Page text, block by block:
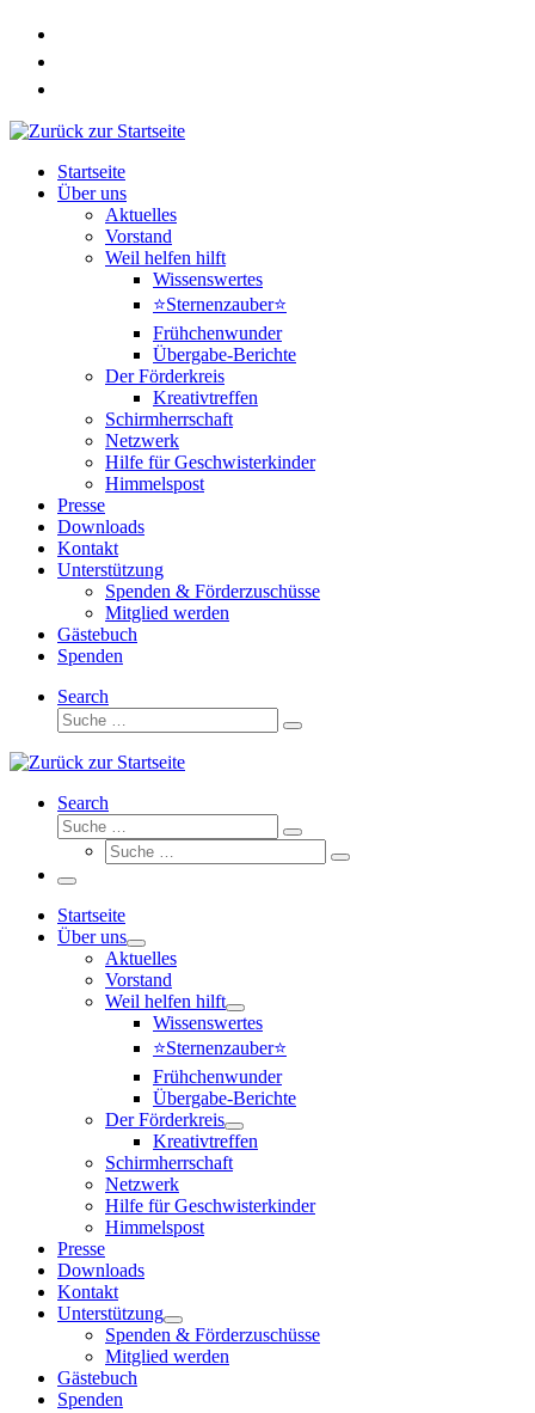
Zum
springen
Startseite
Über uns
Aktuelles
Vorstand
Weil helfen hilft
Wissenswertes
⭐Sternenzauber⭐
Frühchenwunder
Übergabe-Berichte
Der Förderkreis
Kreativtreffen
Schirmherrschaft
Netzwerk
Hilfe für Geschwisterkinder
Himmelspost
Presse
Downloads
Kontakt
Unterstützung
Spenden & Förderzuschüsse
Mitglied werden
Gästebuch
Spenden
Search
Suche
Suche
Search
Suche
Suche
Suche
Suche
Menü
Startseite
Über uns
Aktuelles
Vorstand
Weil helfen hilft
Wissenswertes
⭐Sternenzauber⭐
Frühchenwunder
Übergabe-Berichte
Der Förderkreis
Kreativtreffen
Schirmherrschaft
Netzwerk
Hilfe für Geschwisterkinder
Himmelspost
Presse
Downloads
Kontakt
Unterstützung
Spenden & Förderzuschüsse
Mitglied werden
Gästebuch
Spenden